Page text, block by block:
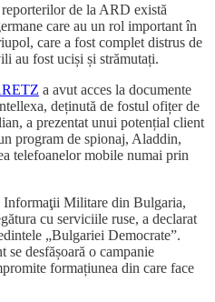
de la ARD există
care au un rol important în
care a fost complet distrus de
au fost uciși și strămutați.
a avut acces la documente
deținută de fostul ofițer de
a prezentat unui potențial client
program de spionaj, Aladdin,
telefoanelor mobile numai prin
Informaţii Militare din Bulgaria,
cu serviciile ruse, a declarat
„Bulgariei Democrate”.
se desfășoară o campanie
formațiunea din care face